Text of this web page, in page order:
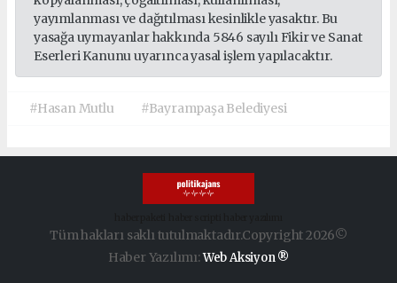
yayımlanması ve dağıtılması kesinlikle yasaktır. Bu
yasağa uymayanlar hakkında 5846 sayılı Fikir ve Sanat
Eserleri Kanunu uyarınca yasal işlem yapılacaktır.
#Hasan Mutlu #Bayrampaşa Belediyesi
Tüm hakları saklı tutulmaktadır.Copyright 2026©
Haber Yazılımı:Web Aksiyon ®